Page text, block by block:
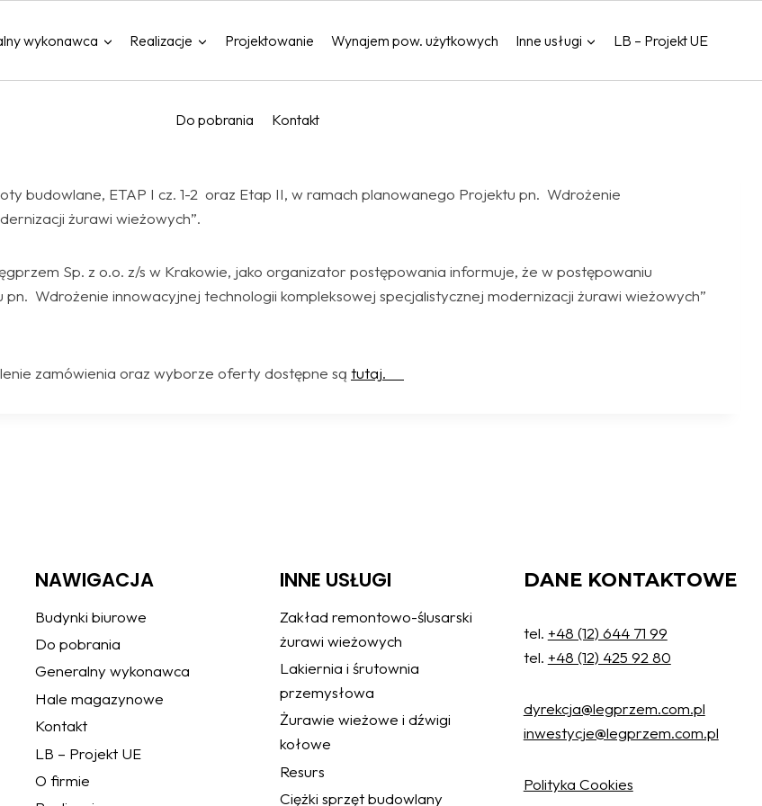
wykonawca Realizacje Projektowanie Wynajem pow. użytkowych Inne usługi LB – Projekt UE
Do pobrania Kontakt
budowlane, ETAP I cz. 1-2 oraz Etap II, w ramach planowanego Projektu pn. Wdrożenie
żurawi wieżowych”.
Sp. z o.o. z/s w Krakowie, jako organizator postępowania informuje, że w postępowaniu
Wdrożenie innowacyjnej technologii kompleksowej specjalistycznej modernizacji żurawi wieżowych”
zamówienia oraz wyborze oferty dostępne są tutaj.
NAWIGACJA
Budynki biurowe
Do pobrania
Generalny wykonawca
Hale magazynowe
Kontakt
LB – Projekt UE
O firmie
INNE USŁUGI
Zakład remontowo-ślusarski
żurawi wieżowych
Lakiernia i śrutownia
przemysłowa
Żurawie wieżowe i dźwigi
kołowe
Resurs
Ciężki sprzęt budowlany
DANE KONTAKTOWE
tel. +48 (12) 644 71 99
tel. +48 (12) 425 92 80
dyrekcja@legprzem.com.pl
inwestycje@legprzem.com.pl
Polityka Cookies